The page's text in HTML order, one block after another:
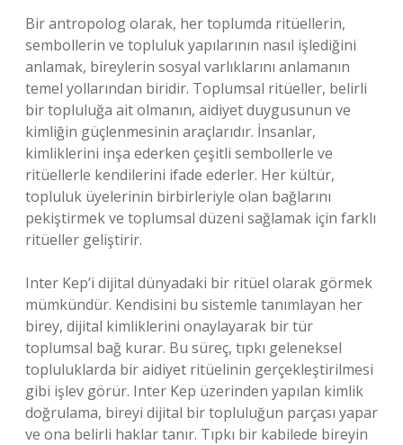
Bir antropolog olarak, her toplumda ritüellerin,
sembollerin ve topluluk yapılarının nasıl işlediğini
anlamak, bireylerin sosyal varlıklarını anlamanın
temel yollarından biridir. Toplumsal ritüeller, belirli
bir topluluğa ait olmanın, aidiyet duygusunun ve
kimliğin güçlenmesinin araçlarıdır. İnsanlar,
kimliklerini inşa ederken çeşitli sembollerle ve
ritüellerle kendilerini ifade ederler. Her kültür,
topluluk üyelerinin birbirleriyle olan bağlarını
pekiştirmek ve toplumsal düzeni sağlamak için farklı
ritüeller geliştirir.
Inter Kep’i dijital dünyadaki bir ritüel olarak görmek
mümkündür. Kendisini bu sistemle tanımlayan her
birey, dijital kimliklerini onaylayarak bir tür
toplumsal bağ kurar. Bu süreç, tıpkı geleneksel
topluluklarda bir aidiyet ritüelinin gerçekleştirilmesi
gibi işlev görür. Inter Kep üzerinden yapılan kimlik
doğrulama, bireyi dijital bir topluluğun parçası yapar
ve ona belirli haklar tanır. Tıpkı bir kabilede bireyin